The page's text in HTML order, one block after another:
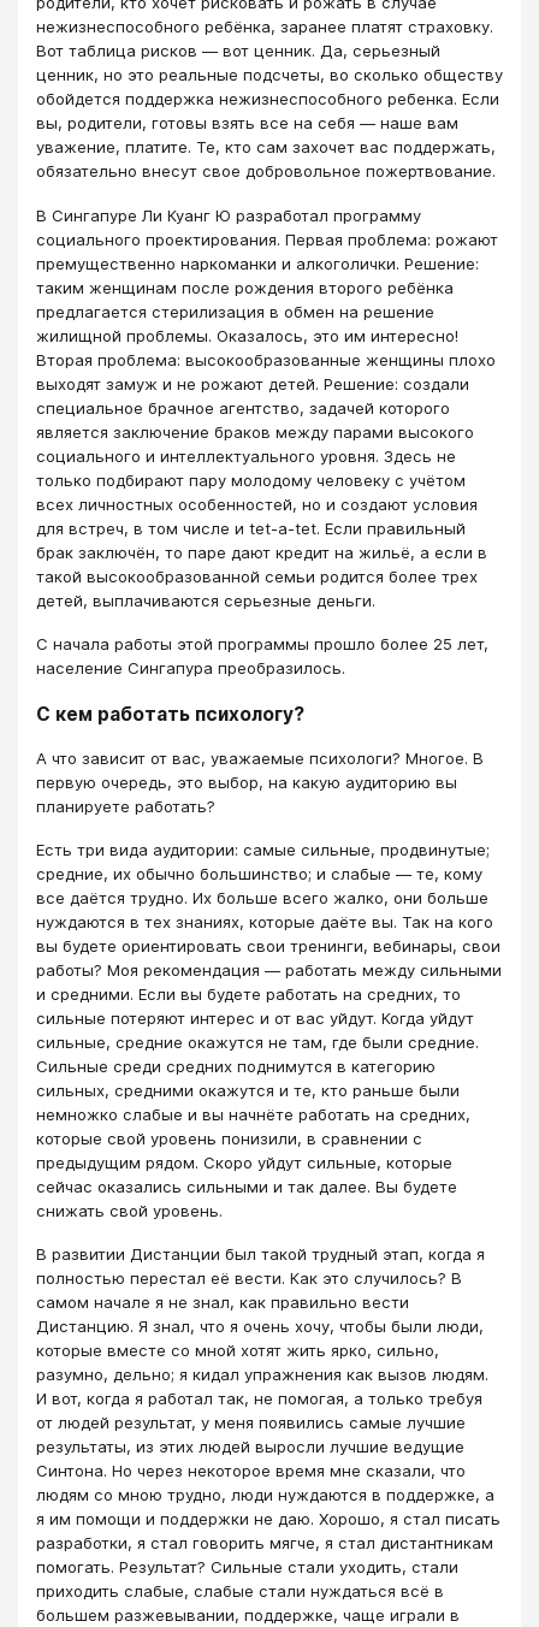
нежизнеспособного ребёнка, заранее платят страховку.
Вот таблица рисков — вот ценник. Да, серьезный
ценник, но это реальные подсчеты, во сколько обществу
обойдется поддержка нежизнеспособного ребенка. Если
вы, родители, готовы взять все на себя — наше вам
уважение, платите. Те, кто сам захочет вас поддержать,
обязательно внесут свое добровольное пожертвование.
В Сингапуре Ли Куанг Ю разработал программу
социального проектирования. Первая проблема: рожают
премущественно наркоманки и алкоголички. Решение:
таким женщинам после рождения второго ребёнка
предлагается стерилизация в обмен на решение
жилищной проблемы. Оказалось, это им интересно!
Вторая проблема: высокообразованные женщины плохо
выходят замуж и не рожают детей. Решение: создали
специальное брачное агентство, задачей которого
является заключение браков между парами высокого
социального и интеллектуального уровня. Здесь не
только подбирают пару молодому человеку с учётом
всех личностных особенностей, но и создают условия
для встреч, в том числе и tet-a-tet. Если правильный
брак заключён, то паре дают кредит на жильё, а если в
такой высокообразованной семьи родится более трех
детей, выплачиваются серьезные деньги.
С начала работы этой программы прошло более 25 лет,
население Сингапура преобразилось.
С кем работать психологу?
А что зависит от вас, уважаемые психологи? Многое. В
первую очередь, это выбор, на какую аудиторию вы
планируете работать?
Есть три вида аудитории: самые сильные, продвинутые;
средние, их обычно большинство; и слабые — те, кому
все даётся трудно. Их больше всего жалко, они больше
нуждаются в тех знаниях, которые даёте вы. Так на кого
вы будете ориентировать свои тренинги, вебинары, свои
работы? Моя рекомендация — работать между сильными
и средними. Если вы будете работать на средних, то
сильные потеряют интерес и от вас уйдут. Когда уйдут
сильные, средние окажутся не там, где были средние.
Сильные среди средних поднимутся в категорию
сильных, средними окажутся и те, кто раньше были
немножко слабые и вы начнёте работать на средних,
которые свой уровень понизили, в сравнении с
предыдущим рядом. Скоро уйдут сильные, которые
сейчас оказались сильными и так далее. Вы будете
снижать свой уровень.
В развитии Дистанции был такой трудный этап, когда я
полностью перестал её вести. Как это случилось? В
самом начале я не знал, как правильно вести
Дистанцию. Я знал, что я очень хочу, чтобы были люди,
которые вместе со мной хотят жить ярко, сильно,
разумно, дельно; я кидал упражнения как вызов людям.
И вот, когда я работал так, не помогая, а только требуя
от людей результат, у меня появились самые лучшие
результаты, из этих людей выросли лучшие ведущие
Синтона. Но через некоторое время мне сказали, что
людям со мною трудно, люди нуждаются в поддержке, а
я им помощи и поддержки не даю. Хорошо, я стал писать
разработки, я стал говорить мягче, я стал дистантникам
помогать. Результат? Сильные стали уходить, стали
приходить слабые, слабые стали нуждаться всё в
большем разжевывании, поддержке, чаще играли в